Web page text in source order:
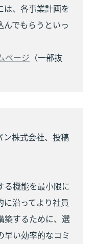
は、各事業計画を
でもらうといっ
ページ （一部抜
ン株式会社、投稿
る機能を最小限に
沿ってより社員
築するために、選
早い効率的なコミ